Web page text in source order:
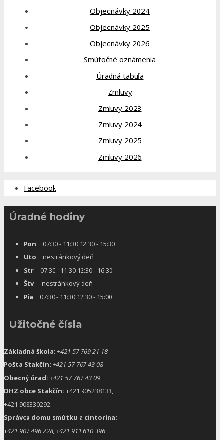
Objednávky 2024
Objednávky 2025
Objednávky 2026
Smútočné oznámenia
Úradná tabuľa
Zmluvy
Zmluvy 2023
Zmluvy 2024
Zmluvy 2025
Zmluvy 2026
Facebook
Úradné hodiny
Pon 07:30 - 11:30 12:30 - 15:30
Uto nestránkový deň
Str 07:30 - 11:30 12:30 - 16:30
Štvnestránkový deň
Pia 07:30 - 11:30 12:30 - 15:00
Užitočné čísla
Základná škola: +421 57 769 21 18
Pošta Stakčín: +421 57 767 43 08
Obecný úrad: +421 57 767 43 09
DHZ obce Stakčín: +421 905238133,
+421 908330292
Správca domu smútku a cintorína:
+421 907 496 228, +421 911 610 396